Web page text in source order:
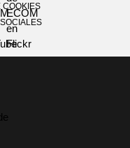
COOKIES